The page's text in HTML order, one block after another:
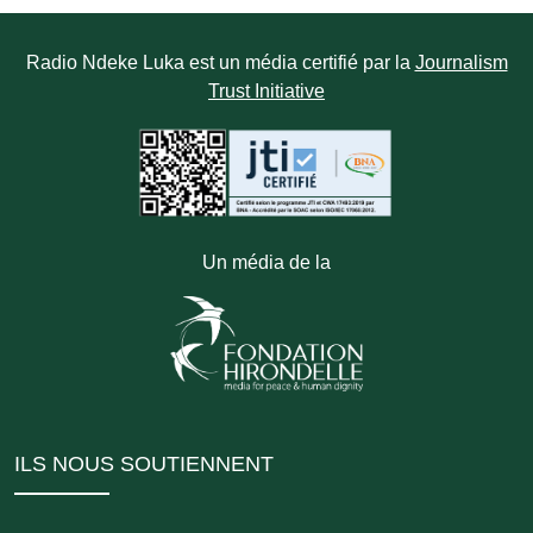
Radio Ndeke Luka est un média certifié par la Journalism
Trust Initiative
Un média de la
ILS NOUS SOUTIENNENT